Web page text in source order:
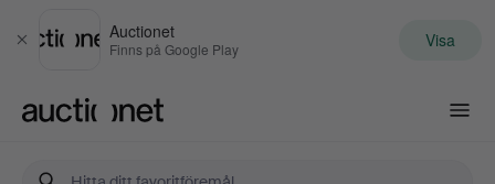
Stäng
Auctionet
Finns på Google Play Visa